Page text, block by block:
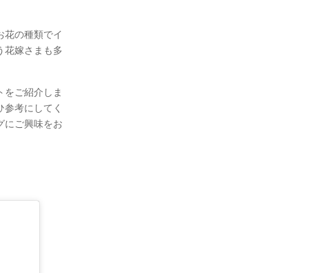
花の種類でイ
花嫁さまも多
をご紹介しま
考にしてく
にご興味をお